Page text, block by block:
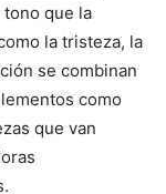
que la
la tristeza, la
se combinan
como
que van